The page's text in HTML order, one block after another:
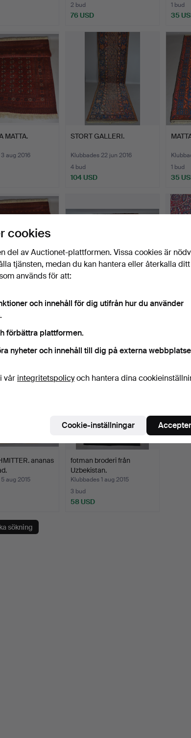
2 bud
76 USD
1 bud
35
MATTA.
aug 2016
STORT GALLERI.
Klubbades 22 jun 2016
4 bud
104 USD
1 bud
35
MATTA.
apr 2016
2 MATTOR.
ananas
aug 2015
fotman broderi från
Uzbekistan.
Klubbades 1 aug 2015
3 bud
58 USD
sökning
cookies
del av Auctionet-plattformen. Vissa cookies är
tjänsten, medan du kan hantera eller återkalla ditt
används för att:
och innehåll för dig utifrån hur du använder
förbättra plattformen.
nyheter och innehåll till dig på externa
vår integritetspolicyoch hantera dina
Cookie-inställningar